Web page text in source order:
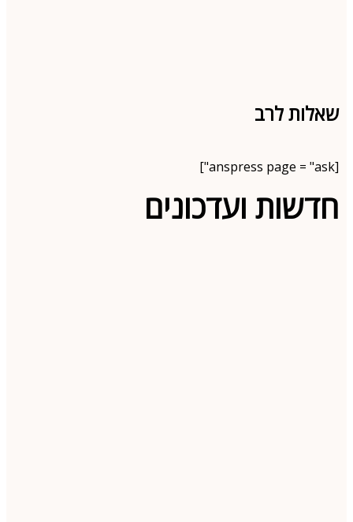
שאלות לרב
[anspress page = "ask"]
חדשות ועדכונים